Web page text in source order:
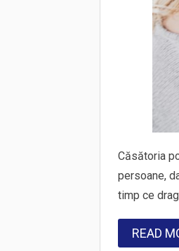
Căsătoria
persoane,
timp ce
READ